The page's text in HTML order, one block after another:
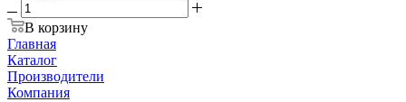
В корзину
Главная
Каталог
Производители
Компания